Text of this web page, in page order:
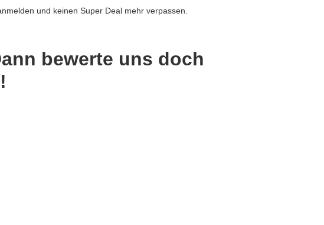
und keinen Super Deal mehr verpassen.
bewerte uns doch